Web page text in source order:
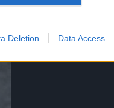
Deletion Data Access